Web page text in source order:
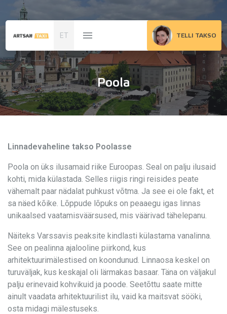
ET TELLI TAKSO
Poola
Linnadevaheline takso Poolasse
Poola on üks ilusamaid riike Euroopas. Seal on palju ilusaid
kohti, mida külastada. Selles riigis ringi reisides peate
vähemalt paar nädalat puhkust võtma. Ja see ei ole fakt, et
sa näed kõike. Lõppude lõpuks on peaaegu igas linnas
unikaalsed vaatamisväärsused, mis väärivad tähelepanu.
Näiteks Varssavis peaksite kindlasti külastama vanalinna.
See on pealinna ajalooline piirkond, kus
arhitektuurimälestised on koondunud. Linnaosa keskel on
turuväljak, kus keskajal oli lärmakas basaar. Täna on väljakul
palju erinevaid kohvikuid ja poode. Seetõttu saate mitte
ainult vaadata arhitektuurilist ilu, vaid ka maitsvat sööki,
osta midagi mälestuseks.